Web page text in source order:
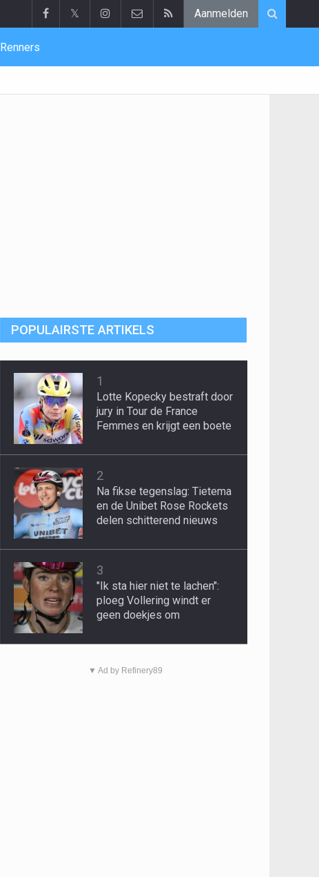
𝕏 Aanmelden
Renners
POPULAIRSTE ARTIKELS
1
Lotte Kopecky bestraft door
jury in Tour de France
Femmes en krijgt een boete
2
Na fikse tegenslag: Tietema
en de Unibet Rose Rockets
delen schitterend nieuws
3
"Ik sta hier niet te lachen":
ploeg Vollering windt er
geen doekjes om
▼ Ad by Refinery89